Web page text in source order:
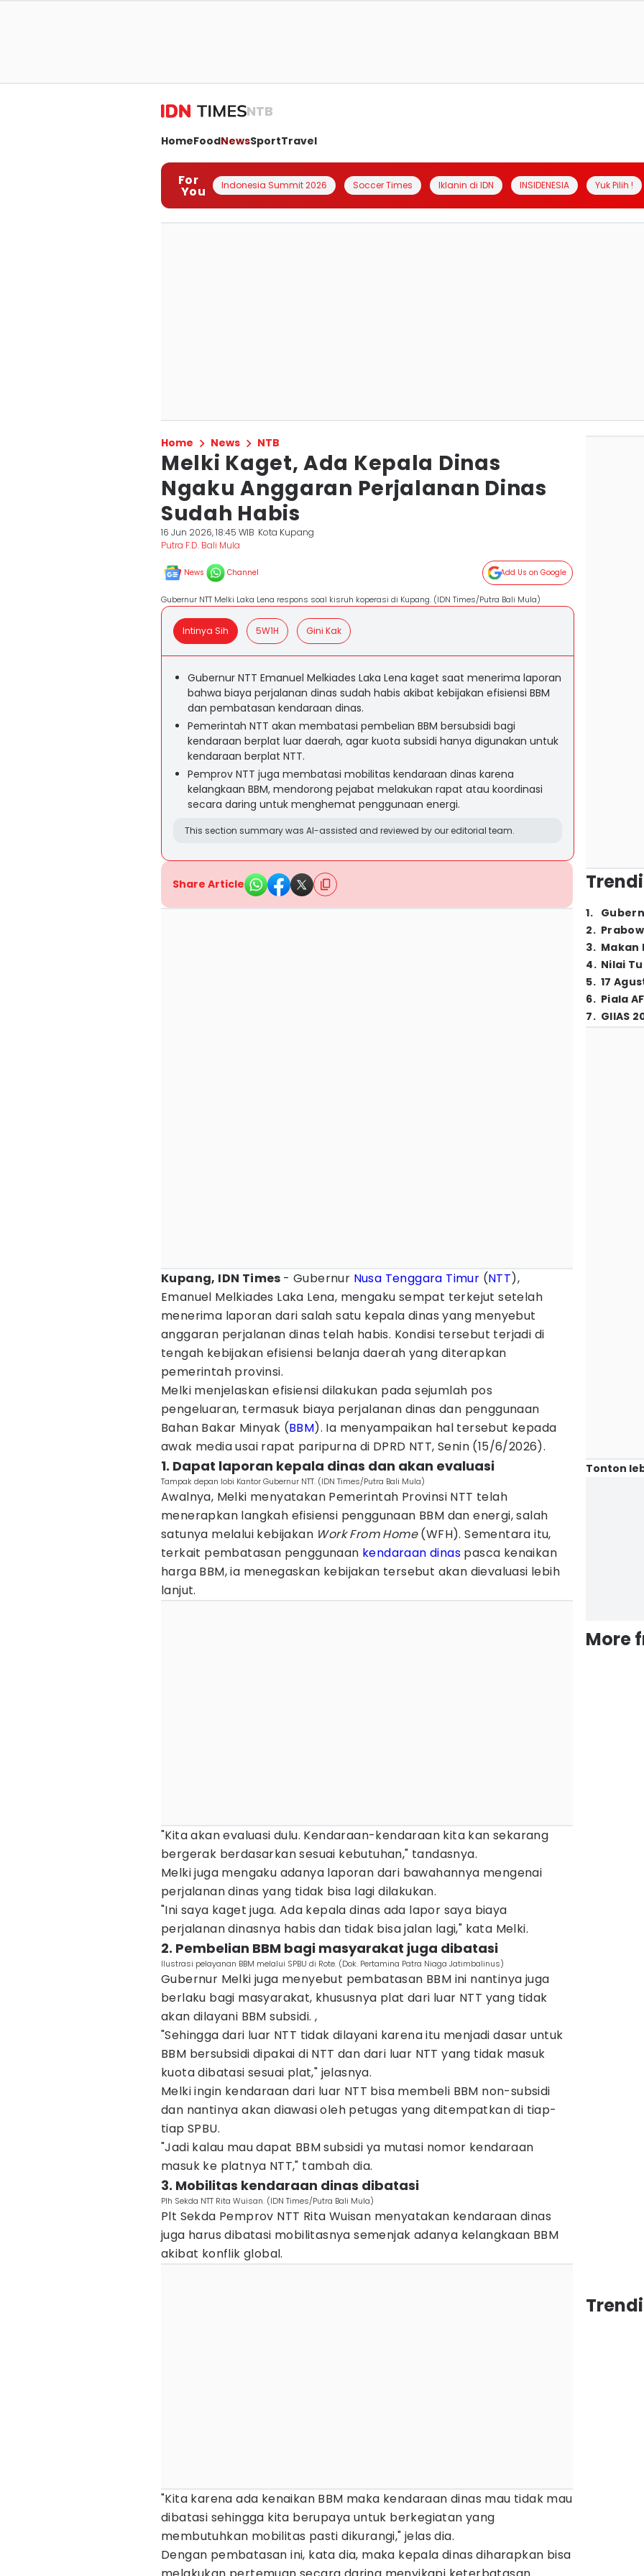
NTB
HomeFoodNewsSportTravel
For
You Indonesia Summit 2026 Soccer Times Iklanin di IDN INSIDENESIA Yuk Pilih !
Home News NTB
Melki Kaget, Ada Kepala Dinas
Ngaku Anggaran Perjalanan Dinas
Sudah Habis
16 Jun 2026, 18:45 WIB Kota Kupang
Putra F.D. Bali Mula
News Channel Add Us on Google
Gubernur NTT Melki Laka Lena respons soal kisruh koperasi di Kupang. (IDN Times/Putra Bali Mula)
Intinya Sih 5W1H Gini Kak
Gubernur NTT Emanuel Melkiades Laka Lena kaget saat menerima laporan
bahwa biaya perjalanan dinas sudah habis akibat kebijakan efisiensi BBM
dan pembatasan kendaraan dinas.
Pemerintah NTT akan membatasi pembelian BBM bersubsidi bagi
kendaraan berplat luar daerah, agar kuota subsidi hanya digunakan untuk
kendaraan berplat NTT.
Pemprov NTT juga membatasi mobilitas kendaraan dinas karena
kelangkaan BBM, mendorong pejabat melakukan rapat atau koordinasi
secara daring untuk menghemat penggunaan energi.
This section summary was AI-assisted and reviewed by our editorial team.
Share Article
Kupang, IDN Times - Gubernur Nusa Tenggara Timur (NTT),
Emanuel Melkiades Laka Lena, mengaku sempat terkejut setelah
menerima laporan dari salah satu kepala dinas yang menyebut
anggaran perjalanan dinas telah habis. Kondisi tersebut terjadi di
tengah kebijakan efisiensi belanja daerah yang diterapkan
pemerintah provinsi.
Melki menjelaskan efisiensi dilakukan pada sejumlah pos
pengeluaran, termasuk biaya perjalanan dinas dan penggunaan
Bahan Bakar Minyak (BBM). Ia menyampaikan hal tersebut kepada
awak media usai rapat paripurna di DPRD NTT, Senin (15/6/2026).
1. Dapat laporan kepala dinas dan akan evaluasi
Tampak depan lobi Kantor Gubernur NTT. (IDN Times/Putra Bali Mula)
Awalnya, Melki menyatakan Pemerintah Provinsi NTT telah
menerapkan langkah efisiensi penggunaan BBM dan energi, salah
satunya melalui kebijakan Work From Home(WFH). Sementara itu,
terkait pembatasan penggunaan kendaraan dinas pasca kenaikan
harga BBM, ia menegaskan kebijakan tersebut akan dievaluasi lebih
lanjut.
"Kita akan evaluasi dulu. Kendaraan-kendaraan kita kan sekarang
bergerak berdasarkan sesuai kebutuhan," tandasnya.
Melki juga mengaku adanya laporan dari bawahannya mengenai
perjalanan dinas yang tidak bisa lagi dilakukan.
"Ini saya kaget juga. Ada kepala dinas ada lapor saya biaya
perjalanan dinasnya habis dan tidak bisa jalan lagi," kata Melki.
2. Pembelian BBM bagi masyarakat juga dibatasi
Ilustrasi pelayanan BBM melalui SPBU di Rote. (Dok. Pertamina Patra Niaga Jatimbalinus)
Gubernur Melki juga menyebut pembatasan BBM ini nantinya juga
berlaku bagi masyarakat, khususnya plat dari luar NTT yang tidak
akan dilayani BBM subsidi. ,
"Sehingga dari luar NTT tidak dilayani karena itu menjadi dasar untuk
BBM bersubsidi dipakai di NTT dan dari luar NTT yang tidak masuk
kuota dibatasi sesuai plat," jelasnya.
Melki ingin kendaraan dari luar NTT bisa membeli BBM non-subsidi
dan nantinya akan diawasi oleh petugas yang ditempatkan di tiap-
tiap SPBU.
"Jadi kalau mau dapat BBM subsidi ya mutasi nomor kendaraan
masuk ke platnya NTT," tambah dia.
3. Mobilitas kendaraan dinas dibatasi
Plh Sekda NTT Rita Wuisan. (IDN Times/Putra Bali Mula)
Plt Sekda Pemprov NTT Rita Wuisan menyatakan kendaraan dinas
juga harus dibatasi mobilitasnya semenjak adanya kelangkaan BBM
akibat konflik global.
"Kita karena ada kenaikan BBM maka kendaraan dinas mau tidak mau
dibatasi sehingga kita berupaya untuk berkegiatan yang
membutuhkan mobilitas pasti dikurangi," jelas dia.
Dengan pembatasan ini, kata dia, maka kepala dinas diharapkan bisa
1.
2.
3. Makan
4. Nilai
5. 17
6. Piala
7. GIIAS
Tonton
More